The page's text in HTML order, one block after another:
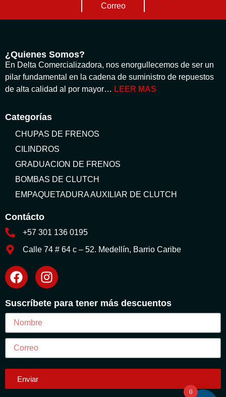
Correo
¿Quienes Somos?
En Delta Comercializadora, nos enorgullecemos de ser un
pilar fundamental en la cadena de suministro de repuestos
de alta calidad al por mayor… LEER MAS
Categorías
CHUPAS DE FRENOS
CILINDROS
GRADUACION DE FRENOS
BOMBAS DE CLUTCH
EMPAQUETADURA AUXILIAR DE CLUTCH
Contácto
+57 301 136 0195
Calle 74 # 64 c – 52. Medellín, Barrio Caribe
Suscríbete para tener más descuentos
Enviar
0